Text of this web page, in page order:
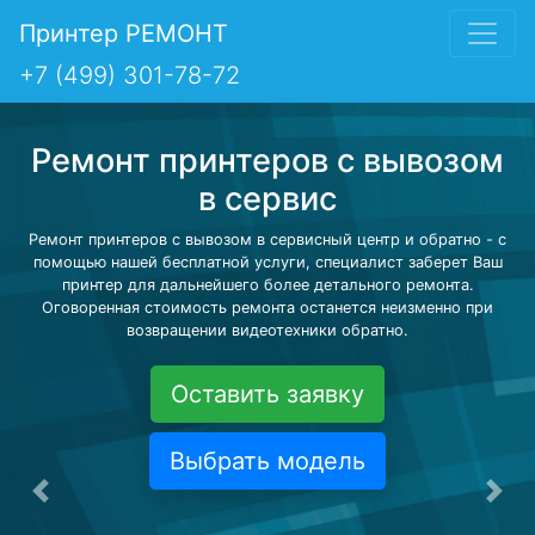
Принтер РЕМОНТ
+7 (499) 301-78-72
Ремонт принтеров с вывозом
в сервис
Ремонт принтеров с вывозом в сервисный центр и обратно - с
помощью нашей бесплатной услуги, специалист заберет Ваш
принтер для дальнейшего более детального ремонта.
Оговоренная стоимость ремонта останется неизменно при
возвращении видеотехники обратно.
Оставить заявку
Выбрать модель
Предыдущая